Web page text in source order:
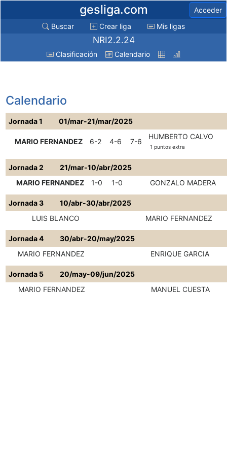
gesliga.com
Acceder
Buscar
Crear liga Mis ligas
NRI2.2.24
Clasificación Calendario
Calendario
Jornada 1 01/mar-21/mar/2025
MARIO FERNANDEZ 6-2 4-6 7-6
HUMBERTO CALVO
1 puntos extra
Jornada 2
21/mar-10/abr/2025
MARIO FERNANDEZ
1-0 1-0 GONZALO MADERA
Jornada 3
10/abr-30/abr/2025
LUIS BLANCO
MARIO FERNANDEZ
Jornada 4
30/abr-20/may/2025
MARIO FERNANDEZ
ENRIQUE GARCIA
Jornada 5
20/may-09/jun/2025
MARIO FERNANDEZ
MANUEL CUESTA